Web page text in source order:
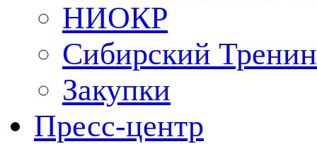
НИОКР
Сибирский
Закупки
Пресс-центр